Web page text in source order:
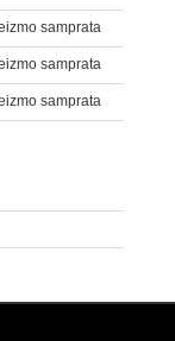
samprata
samprata
samprata